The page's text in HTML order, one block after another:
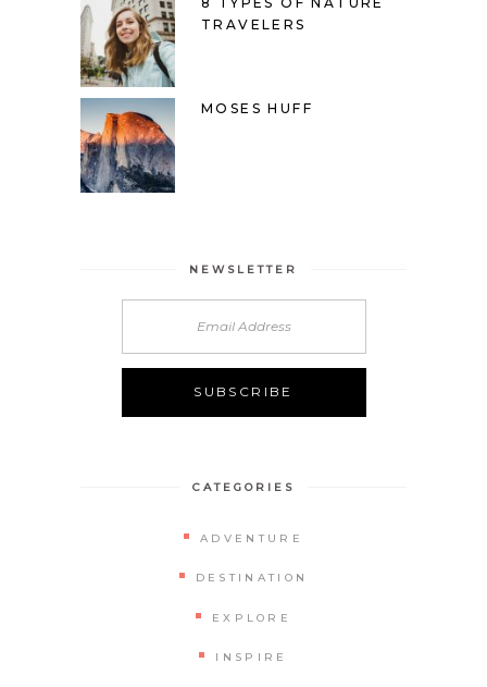
TRAVELERS
MOSES HUFF
NEWSLETTER
CATEGORIES
ADVENTURE
DESTINATION
EXPLORE
INSPIRE